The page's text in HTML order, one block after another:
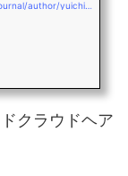
クラウドヘア